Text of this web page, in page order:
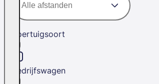
Voertuigsoort
Bedrijfswagen